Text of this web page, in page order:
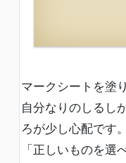
マークシートを塗
自分なりのしるし
ろが少し心配です。
「正しいものを選